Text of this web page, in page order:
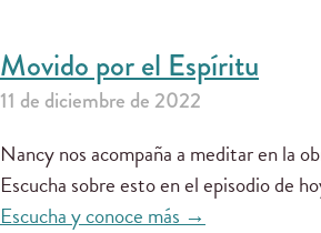
Movido por el Espíritu
11 de diciembre de 2022
Nancy nos acompaña a meditar en la
Escucha sobre esto en el episodio de
Escucha y conoce más →